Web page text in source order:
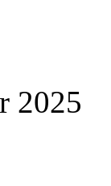
2025